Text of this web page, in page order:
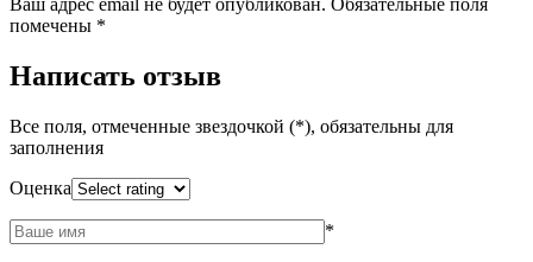
помечены *
Написать отзыв
Все поля, отмеченные звездочкой (*), обязательны для
заполнения
Оценка
*